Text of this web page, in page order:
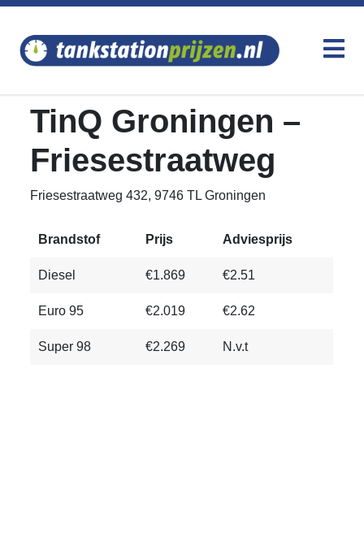
TinQ Groningen –
Friesestraatweg
Friesestraatweg 432, 9746 TL Groningen
Brandstof Prijs Adviesprijs
Diesel €1.869 €2.51
Euro 95 €2.019 €2.62
Super 98 €2.269 N.v.t